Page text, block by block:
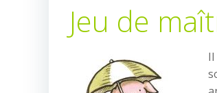
Jeu de
Il